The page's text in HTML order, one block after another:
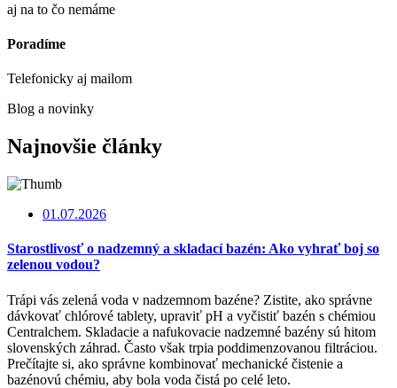
aj na to čo nemáme
Poradíme
Telefonicky aj mailom
Blog a novinky
Najnovšie články
01.07.2026
Starostlivosť o nadzemný a skladací bazén: Ako vyhrať boj so
zelenou vodou?
Trápi vás zelená voda v nadzemnom bazéne? Zistite, ako správne
dávkovať chlórové tablety, upraviť pH a vyčistiť bazén s chémiou
Centralchem. Skladacie a nafukovacie nadzemné bazény sú hitom
slovenských záhrad. Často však trpia poddimenzovanou filtráciou.
Prečítajte si, ako správne kombinovať mechanické čistenie a
bazénovú chémiu, aby bola voda čistá po celé leto.